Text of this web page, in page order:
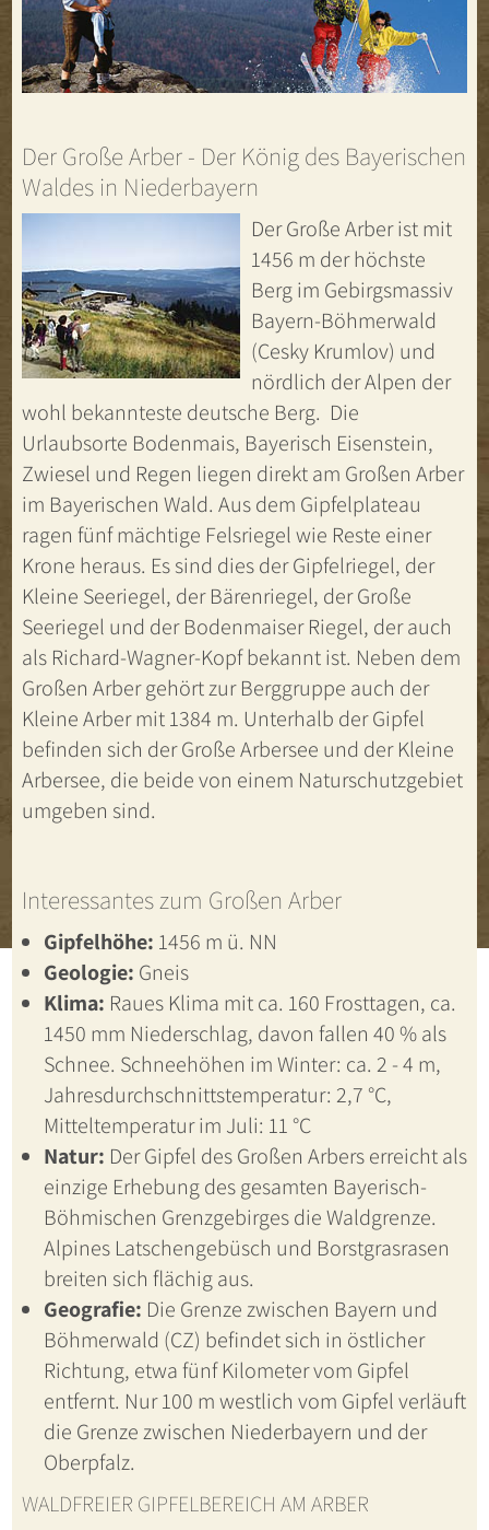
Der Große Arber - Der König des Bayerischen
Waldes in Niederbayern
Der Große Arber ist mit
1456 m der höchste
Berg im Gebirgsmassiv
Bayern-Böhmerwald
(Cesky Krumlov) und
nördlich der Alpen der
wohl bekannteste deutsche Berg. Die
Urlaubsorte Bodenmais, Bayerisch Eisenstein,
Zwiesel und Regen liegen direkt am Großen Arber
im Bayerischen Wald. Aus dem Gipfelplateau
ragen fünf mächtige Felsriegel wie Reste einer
Krone heraus. Es sind dies der Gipfelriegel, der
Kleine Seeriegel, der Bärenriegel, der Große
Seeriegel und der Bodenmaiser Riegel, der auch
als Richard-Wagner-Kopf bekannt ist. Neben dem
Großen Arber gehört zur Berggruppe auch der
Kleine Arber mit 1384 m. Unterhalb der Gipfel
befinden sich der Große Arbersee und der Kleine
Arbersee, die beide von einem Naturschutzgebiet
umgeben sind.
Interessantes zum Großen Arber
Gipfelhöhe: 1456 m ü. NN
Geologie: Gneis
Klima: Raues Klima mit ca. 160 Frosttagen, ca.
1450 mm Niederschlag, davon fallen 40 % als
Schnee. Schneehöhen im Winter: ca. 2 - 4 m,
Jahresdurchschnittstemperatur: 2,7 °C,
Mitteltemperatur im Juli: 11 °C
Natur: Der Gipfel des Großen Arbers erreicht als
einzige Erhebung des gesamten Bayerisch-
Böhmischen Grenzgebirges die Waldgrenze.
Alpines Latschengebüsch und Borstgrasrasen
breiten sich flächig aus.
Geografie: Die Grenze zwischen Bayern und
Böhmerwald (CZ) befindet sich in östlicher
Richtung, etwa fünf Kilometer vom Gipfel
entfernt. Nur 100 m westlich vom Gipfel verläuft
die Grenze zwischen Niederbayern und der
Oberpfalz.
WALDFREIER GIPFELBEREICH AM ARBER